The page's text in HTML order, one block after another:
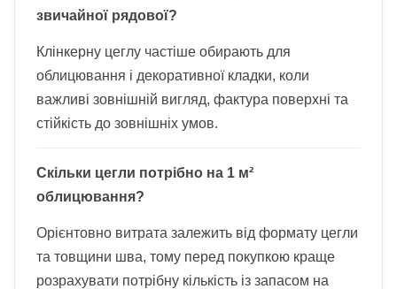
звичайної рядової?
Клінкерну цеглу частіше обирають для
облицювання і декоративної кладки, коли
важливі зовнішній вигляд, фактура поверхні та
стійкість до зовнішніх умов.
Скільки цегли потрібно на 1 м²
облицювання?
Орієнтовно витрата залежить від формату цегли
та товщини шва, тому перед покупкою краще
розрахувати потрібну кількість із запасом на